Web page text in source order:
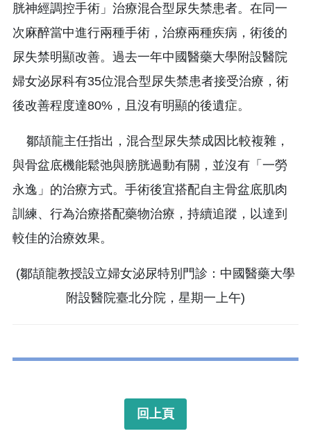
胱神經調控手術」治療混合型尿失禁患者。在同一
次麻醉當中進行兩種手術，治療兩種疾病，術後的
尿失禁明顯改善。過去一年中國醫藥大學附設醫院
婦女泌尿科有35位混合型尿失禁患者接受治療，術
後改善程度達80%，且沒有明顯的後遺症。
鄒頡龍主任指出，混合型尿失禁成因比較複雜，
與骨盆底機能鬆弛與膀胱過動有關，並沒有「一勞
永逸」的治療方式。手術後宜搭配自主骨盆底肌肉
訓練、行為治療搭配藥物治療，持續追蹤，以達到
較佳的治療效果。
(鄒頡龍教授設立婦女泌尿特別門診：中國醫藥大學
附設醫院臺北分院，星期一上午)
回上頁